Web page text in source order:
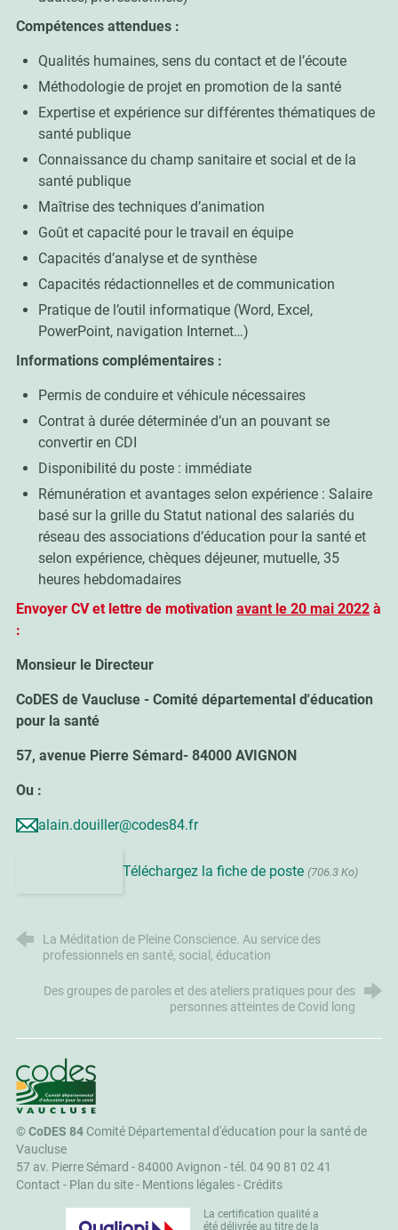
Compétences attendues :
Qualités humaines, sens du contact et de l’écoute
Méthodologie de projet en promotion de la santé
Expertise et expérience sur différentes thématiques de
santé publique
Connaissance du champ sanitaire et social et de la
santé publique
Maîtrise des techniques d’animation
Goût et capacité pour le travail en équipe
Capacités d’analyse et de synthèse
Capacités rédactionnelles et de communication
Pratique de l’outil informatique (Word, Excel,
PowerPoint, navigation Internet…)
Informations complémentaires :
Permis de conduire et véhicule nécessaires
Contrat à durée déterminée d’un an pouvant se
convertir en CDI
Disponibilité du poste : immédiate
Rémunération et avantages selon expérience : Salaire
basé sur la grille du Statut national des salariés du
réseau des associations d’éducation pour la santé et
selon expérience, chèques déjeuner, mutuelle, 35
heures hebdomadaires
Envoyer CV et lettre de motivation avant le 20 mai 2022à
:
Monsieur le Directeur
CoDES de Vaucluse - Comité départemental d'éducation
pour la santé
57, avenue Pierre Sémard- 84000 AVIGNON
Ou :
alain.douiller@codes84.fr
Téléchargez la fiche de poste (706.3 Ko)
La Méditation de Pleine Conscience. Au service des
professionnels en santé, social, éducation
Des groupes de paroles et des ateliers pratiques pour des
personnes atteintes de Covid long
CoDES 84
©CoDES 84Comité Départemental d'éducation pour la santé de
Vaucluse
57 av. Pierre Sémard - 84000 Avignon -tél. 04 90 81 02 41
Contact - Plan du site- Mentions légales- Crédits
La certification qualité a
été délivrée au titre de la